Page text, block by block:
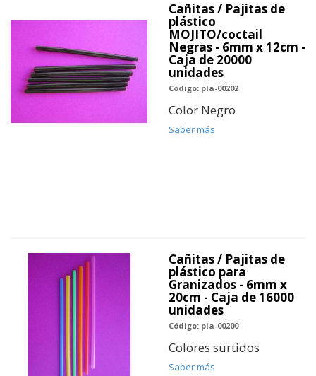
Cañitas / Pajitas de
plástico
MOJITO/coctail
Negras - 6mm x 12cm -
Caja de 20000
unidades
Código: pla-00202
Color Negro
Saber más
Cañitas / Pajitas de
plástico para
Granizados - 6mm x
20cm - Caja de 16000
unidades
Código: pla-00200
Colores surtidos
Saber más